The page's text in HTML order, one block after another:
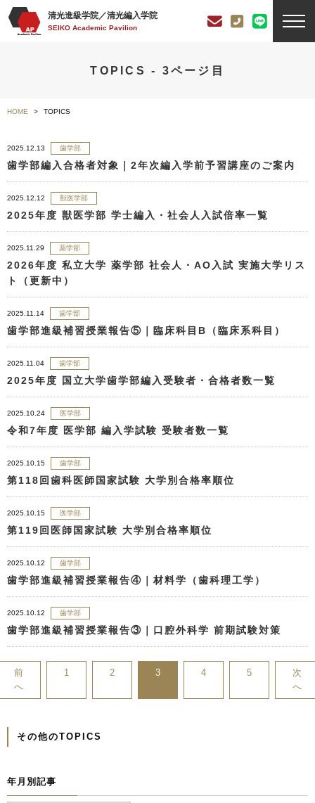
清光進級学院／清光編入学院
SEIKO Academic Pavilion
TOPICS - 3ページ目
HOME TOPICS
歯学部編入合格者対象｜2年次編入学前予習講座のご案内
2025.12.13 歯学部
2025年度 獣医学部 学士編入・社会人入試倍率一覧
2025.12.12 獣医学部
2026年度 私立大学 薬学部 社会人・AO入試 実施大学リス
ト（更新中）
2025.11.29 薬学部
歯学部進級補習授業報告⑤｜臨床科目B（臨床系科目）
2025.11.14 歯学部
2025年度 国立大学歯学部編入受験者・合格者数一覧
2025.11.04 歯学部
令和7年度 医学部 編入学試験 受験者数一覧
2025.10.24 医学部
第118回歯科医師国家試験 大学別合格率順位
2025.10.15 歯学部
第119回医師国家試験 大学別合格率順位
2025.10.15 医学部
歯学部進級補習授業報告④｜材料学（歯科理工学）
2025.10.12 歯学部
歯学部進級補習授業報告③｜口腔外科学 前期試験対策
2025.10.12 歯学部
前
へ
1 2 3 4 5
次
へ
その他のTOPICS
年月別記事